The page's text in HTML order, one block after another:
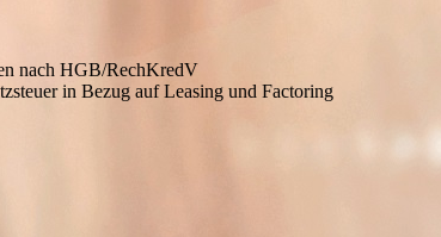
nach HGB/RechKredV
in Bezug auf Leasing und Factoring